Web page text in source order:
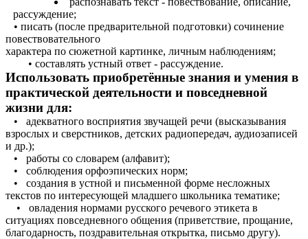
рассуждение;
• писать (после предварительной подготовки) сочинение
повествовательного
характера по сюжетной картинке, личным наблюдениям;
• составлять устный ответ - рассуждение.
Использовать приобретённые знания и умения в
практической деятельности и повседневной
жизни для:
• адекватного восприятия звучащей речи (высказывания
взрослых и сверстников, детских радиопередач, аудиозаписей
и др.);
• работы со словарем (алфавит);
• соблюдения орфоэпических норм;
• создания в устной и письменной форме несложных
текстов по интересующей младшего школьника тематике;
• овладения нормами русского речевого этикета в
ситуациях повседневного общения (приветствие, прощание,
благодарность, поздравительная открытка, письмо другу).